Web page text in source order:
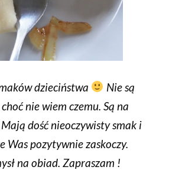
dzieciństwa
Nie są
nie wiem czemu. Są na
dość nieoczywisty smak i
Was pozytywnie zaskoczy.
na obiad. Zapraszam !